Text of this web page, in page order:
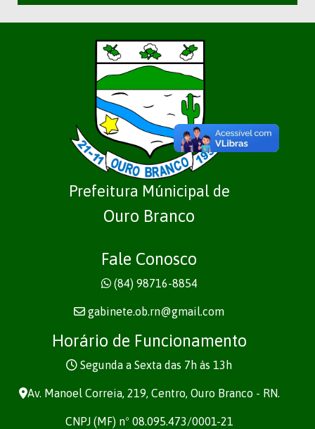
Prefeitura Múnicipal de
Ouro Branco
Fale Conosco
(84) 98716-8854
gabinete.ob.rn@gmail.com
Horário de Funcionamento
Segunda a Sexta das 7h às 13h
Av. Manoel Correia, 219, Centro, Ouro Branco - RN.
CNPJ (MF) nº 08.095.473/0001-21